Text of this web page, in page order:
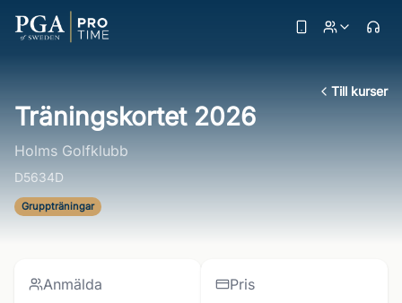
Till kurser
Träningskortet 2026
Holms Golfklubb
D5634D
Gruppträningar
Anmälda
Pris